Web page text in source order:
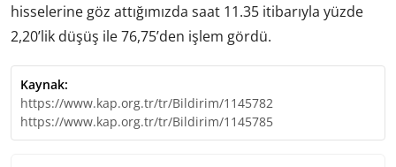
hisselerine göz attığımızda saat 11.35 itibarıyla yüzde
2,20’lik düşüş ile 76,75’den işlem gördü.
Kaynak:
https://www.kap.org.tr/tr/Bildirim/1145782
https://www.kap.org.tr/tr/Bildirim/1145785